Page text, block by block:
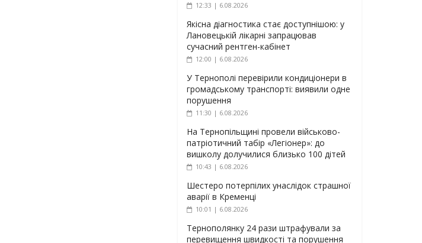
12:33 | 6.08.2026
Якісна діагностика стає доступнішою: у
Лановецькій лікарні запрацював
сучасний рентген-кабінет
12:00 | 6.08.2026
У Тернополі перевірили кондиціонери в
громадському транспорті: виявили одне
порушення
11:30 | 6.08.2026
На Тернопільщині провели військово-
патріотичний табір «Легіонер»: до
вишколу долучилися близько 100 дітей
10:43 | 6.08.2026
Шестеро потерпілих унаслідок страшної
аварії в Кременці
10:01 | 6.08.2026
Тернополянку 24 рази штрафували за
перевищення швидкості та порушення